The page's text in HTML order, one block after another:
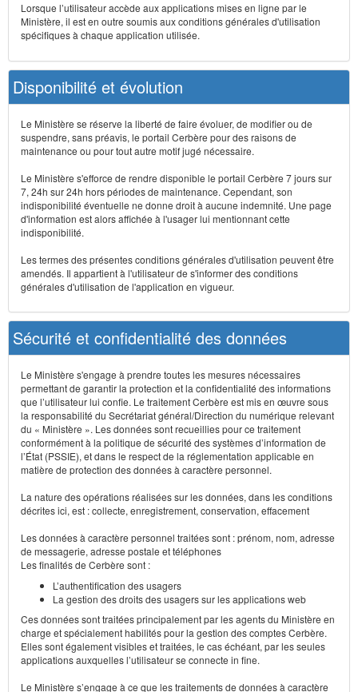
Lorsque l’utilisateur accède aux applications mises en ligne par le
Ministère, il est en outre soumis aux conditions générales d'utilisation
spécifiques à chaque application utilisée.
Disponibilité et évolution
Le Ministère se réserve la liberté de faire évoluer, de modifier ou de
suspendre, sans préavis, le portail Cerbère pour des raisons de
maintenance ou pour tout autre motif jugé nécessaire.
Le Ministère s'efforce de rendre disponible le portail Cerbère 7 jours sur
7, 24h sur 24h hors périodes de maintenance. Cependant, son
indisponibilité éventuelle ne donne droit à aucune indemnité. Une page
d'information est alors affichée à l'usager lui mentionnant cette
indisponibilité.
Les termes des présentes conditions générales d'utilisation peuvent être
amendés. Il appartient à l'utilisateur de s'informer des conditions
générales d'utilisation de l'application en vigueur.
Sécurité et confidentialité des données
Le Ministère s'engage à prendre toutes les mesures nécessaires
permettant de garantir la protection et la confidentialité des informations
que l’utilisateur lui confie. Le traitement Cerbère est mis en œuvre sous
la responsabilité du Secrétariat général/Direction du numérique relevant
du « Ministère ». Les données sont recueillies pour ce traitement
conformément à la politique de sécurité des systèmes d’information de
l’État (PSSIE), et dans le respect de la réglementation applicable en
matière de protection des données à caractère personnel.
La nature des opérations réalisées sur les données, dans les conditions
décrites ici, est : collecte, enregistrement, conservation, effacement
Les données à caractère personnel traitées sont : prénom, nom, adresse
de messagerie, adresse postale et téléphones
Les finalités de Cerbère sont :
L’authentification des usagers
La gestion des droits des usagers sur les applications web
Ces données sont traitées principalement par les agents du Ministère en
charge et spécialement habilités pour la gestion des comptes Cerbère.
Elles sont également visibles et traitées, le cas échéant, par les seules
applications auxquelles l’utilisateur se connecte in fine.
Le Ministère s’engage à ce que les traitements de données à caractère